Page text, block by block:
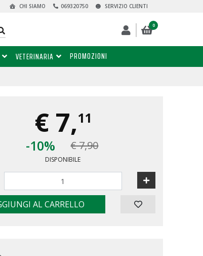
SERVIZIO CLIENTI
069320750
CHI SIAMO
0
VETERINARIA PROMOZIONI
€ 7,11
-10%
€ 7,90
DISPONIBILE
AL CARRELLO